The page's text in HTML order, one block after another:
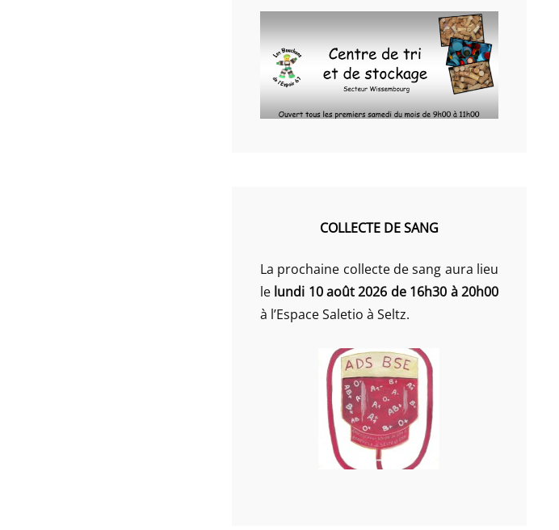
COLLECTE DE SANG
La prochaine collecte de sang aura lieu
le lundi 10 août 2026 de 16h30 à 20h00
à l’Espace Saletio à Seltz.